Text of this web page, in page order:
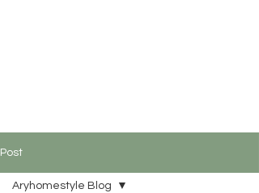
Post
Aryhomestyle Blog